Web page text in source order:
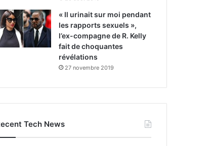
« Il urinait sur moi pendant
les rapports sexuels »,
l’ex-compagne de R. Kelly
fait de choquantes
révélations
27 novembre 2019
Tech News